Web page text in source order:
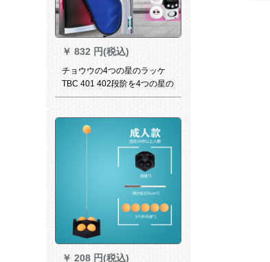
￥ 832 円(税込)
チョウウの4つの星のラッケ
TBC 401 402段阶を4つの星の
卓球の完成品の双反ゴムのラ
てました。
￥ 208 円(税込)